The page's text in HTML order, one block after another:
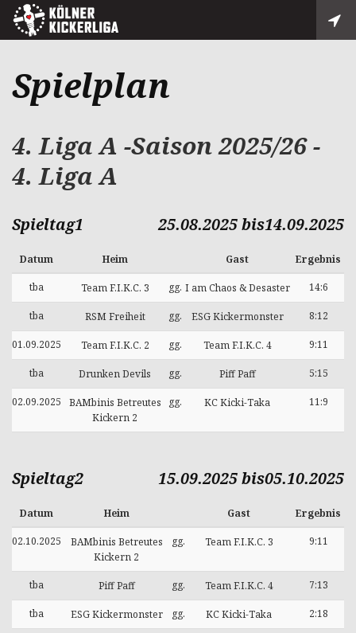
Spielplan
4. Liga A -Saison 2025/26 -
4. Liga A
Spieltag1 25.08.2025 bis14.09.2025
Datum Heim Gast Ergebnis
tba Team F.I.K.C. 3 gg. I am Chaos & Desaster 14:6
tba RSM Freiheit gg. ESG Kickermonster 8:12
01.09.2025 Team F.I.K.C. 2 gg. Team F.I.K.C. 4 9:11
tba Drunken Devils gg. Piff Paff 5:15
02.09.2025
BAMbinis Betreutes
Kickern 2
gg. KC Kicki-Taka 11:9
Spieltag2 15.09.2025 bis05.10.2025
Datum Heim Gast Ergebnis
02.10.2025
BAMbinis Betreutes
Kickern 2
gg. Team F.I.K.C. 3 9:11
tba Piff Paff gg. Team F.I.K.C. 4 7:13
tba ESG Kickermonster gg. KC Kicki-Taka 2:18